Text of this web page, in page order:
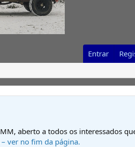
Entrar
aberto a todos os interessados
– ver no fim da página.